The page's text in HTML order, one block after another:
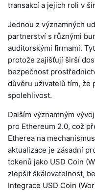
transakcí a jejich roli v
Jednou z významných
partnerství s různými
auditorskými firmami.
protože zajišťují širší
bezpečnost
důvěru uživatelů tím, že
spolehlivost.
Dalším významným
pro Ethereum 2.0, což
Etherea na
aktualizace je zásadní
tokenů jako USD Coin
zlepšit škálovatelnost,
Integrace USD Coin